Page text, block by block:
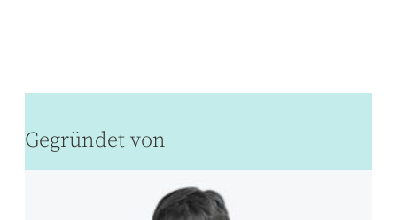
Gegründet von